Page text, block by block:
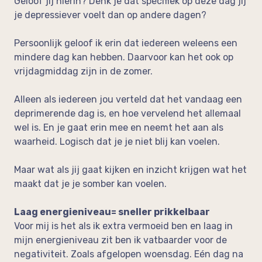
je depressiever voelt dan op andere dagen?
Persoonlijk geloof ik erin dat iedereen weleens een
mindere dag kan hebben. Daarvoor kan het ook op
vrijdagmiddag zijn in de zomer.
Alleen als iedereen jou verteld dat het vandaag een
deprimerende dag is, en hoe vervelend het allemaal
wel is. En je gaat erin mee en neemt het aan als
waarheid. Logisch dat je je niet blij kan voelen.
Maar wat als jij gaat kijken en inzicht krijgen wat het
maakt dat je je somber kan voelen.
Laag energieniveau= sneller prikkelbaar
Voor mij is het als ik extra vermoeid ben en laag in
mijn energieniveau zit ben ik vatbaarder voor de
negativiteit. Zoals afgelopen woensdag. Eén dag na